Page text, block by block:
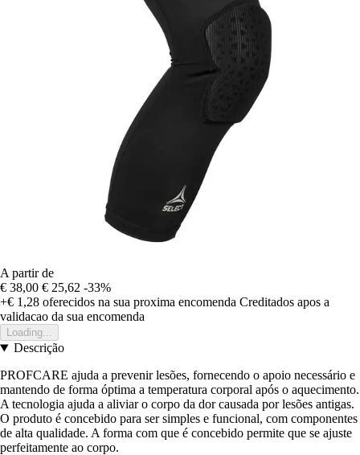
A partir de
€ 38,00 € 25,62 -33%
+€ 1,28 oferecidos na sua proxima encomenda Creditados apos a
validacao da sua encomenda
Loading...
Descrição
PROFCARE ajuda a prevenir lesões, fornecendo o apoio necessário e
mantendo de forma óptima a temperatura corporal após o aquecimento.
A tecnologia ajuda a aliviar o corpo da dor causada por lesões antigas.
O produto é concebido para ser simples e funcional, com componentes
de alta qualidade. A forma com que é concebido permite que se ajuste
perfeitamente ao corpo.